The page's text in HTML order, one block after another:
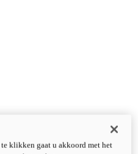
klikken gaat u akkoord met het